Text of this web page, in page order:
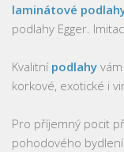
laminátové
podlahy Egger.
Kvalitní podlahy
korkové, exotické i
Pro příjemný pocit
pohodového